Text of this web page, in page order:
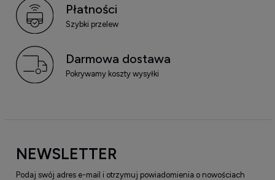
Płatności
Szybki przelew
Darmowa dostawa
Pokrywamy koszty wysyłki
NEWSLETTER
Podaj swój adres e-mail i otrzymuj powiadomienia o nowościach